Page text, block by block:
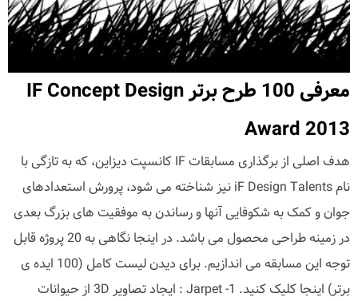
معرفی 100 طرح برتر IF Concept Design
Award 2013
هدف اصلی از برگذاری مسابقات IF کانسپت دیزاین، که به تازگی با
نام iF Design Talents نیز شناخته می شود، پرورش استعدادهای
جوان و کمک به شکوفایی آنها و رساندن به موفقیت های بزرگ بعدی
در زمینه طراحی محصول می باشد. در اینجا نگاهی به 20 پروژه قابل
توجه این مسابقه می اندازیم. برای دیدن لیست کامل (100 ایده ی
برتر) اینجا کلیک کنید. 1- Jarpet : ایجاد تصاویر 3D از حیوانات